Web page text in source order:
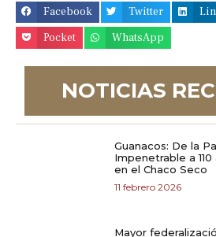
Facebook Twitter
Pocket
WhatsApp
NOTICIAS
Guanacos: De la
Impenetrable a
en el Chaco Seco
11 febrero 2026
Mayor